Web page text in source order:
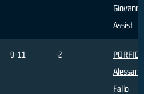
Giovanni
Assist
9-11 -2
Fallo